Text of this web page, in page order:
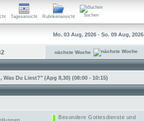
Tagesansicht Rubrikenansicht Suchen
Mo. 03 Aug, 2026 - So. 09 Aug, 2026
nächste Woche
Du Liest?" (Apg 8,30) (08:00 - 10:15)
Besondere Gottesdienste und